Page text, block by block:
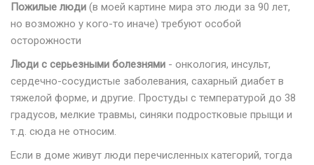
Пожилые люди (в моей картине мира это люди за 90 лет,
но возможно у кого-то иначе) требуют особой
осторожности
Люди с серьезными болезнями - онкология, инсульт,
сердечно-сосудистые заболевания, сахарный диабет в
тяжелой форме, и другие. Простуды с температурой до 38
градусов, мелкие травмы, синяки подростковые прыщи и
т.д. сюда не относим.
Если в доме живут люди перечисленных категорий, тогда